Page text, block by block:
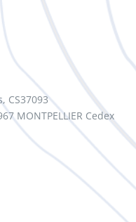
CS37093
MONTPELLIER Cedex